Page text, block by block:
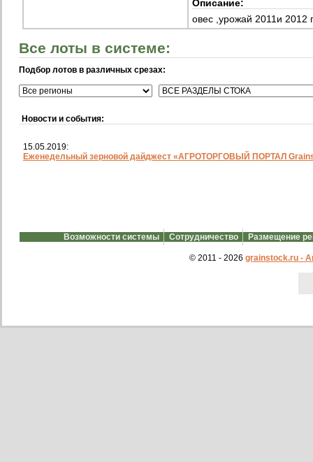
Описание:
овес ,урожай 2011и 2012
Все лоты в системе:
Подбор лотов в различных срезах:
Новости и события:
15.05.2019:
Еженедельный зерновой дайджест «АГРОТОРГОВЫЙ ПОРТАЛ
Возможности системы Сотрудничество Размещение
© 2011 - 2026 grainstock.ru -